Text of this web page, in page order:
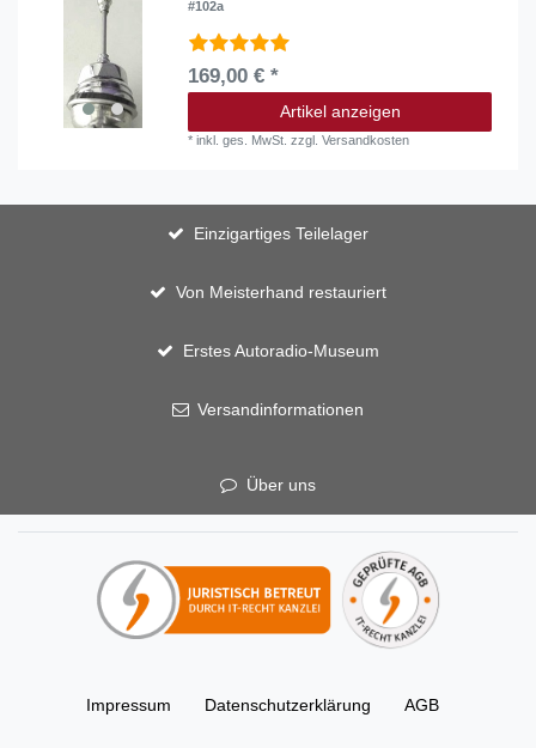
#102a
169,00 € *
Artikel anzeigen
*inkl. ges. MwSt. zzgl.Versandkosten
Einzigartiges Teilelager
Von Meisterhand restauriert
Erstes Autoradio-Museum
Versandinformationen
Über uns
Impressum Daten­schutz­erklärung AGB